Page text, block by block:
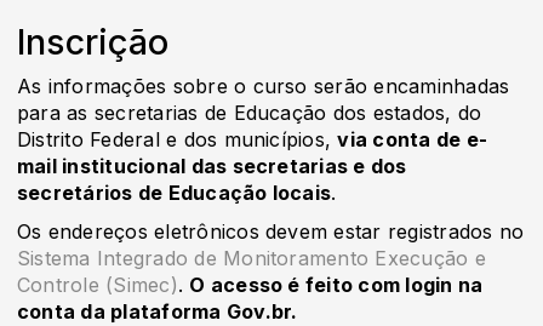
Inscrição
As informações sobre o curso serão encaminhadas
para as secretarias de Educação dos estados, do
Distrito Federal e dos municípios,via conta de e-
mail institucional das secretarias e dos
secretários de Educação locais.
Os endereços eletrônicos devem estar registrados no
Sistema Integrado de Monitoramento Execução e
Controle (Simec). O acesso é feito com login na
conta da plataforma Gov.br.